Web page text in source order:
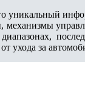
уникальный
механизмы
ухода за